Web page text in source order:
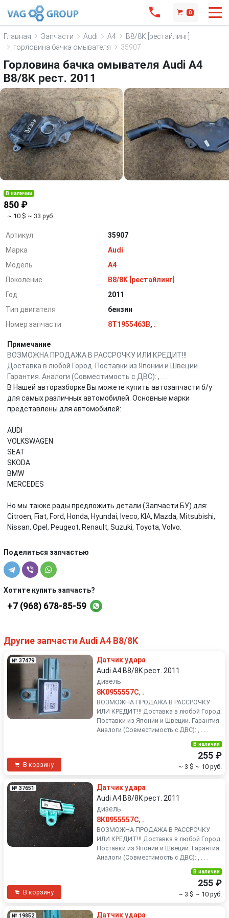
0
Главная Запчасти Audi A4
B8/8K [рестайлинг]
горловина бачка омывателя
35907
Горловина бачка омывателя Audi A4
B8/8K рест. 2011
В наличии
850 ₽
~ 10 $ ~ 33 руб.
Артикул
35907
Марка
Audi
Модель
A4
Поколение
B8/8K [рестайлинг]
Год
2011
Тип двигателя
бензин
Номер запчасти
8T1955463B, .
Примечание
ВОЗМОЖНА ПРОДАЖА В РАССРОЧКУ ИЛИ КРЕДИТ!!!
Доставка в любой Город. Поставки из Японии и Швеции.
Гарантия. Аналоги (Совместимость с ДВС): , . . .
В Нашей авторазборке Вы можете купить автозапчасти б/у
для самых различных автомобилей. Основные марки
представлены для автомобилей:
AUDI
VOLKSWAGEN
SEAT
SKODA
BMW
MERCEDES
Но мы также рады предложить детали (Запчасти БУ) для:
Citroen, Fiat, Ford, Honda, Hyundai, Iveco, KIA, Mazda, Mitsubishi,
Nissan, Opel, Peugeot, Renault, Suzuki, Toyota, Volvo.
Поделиться запчастью
Хотите купить запчасть?
+7 (968) 678-85-59
Другие запчасти Audi A4 B8/8K
№ 37479
Датчик удара
Audi A4 B8/8K рест. 2011
дизель
8K0955557C, .
ВОЗМОЖНА ПРОДАЖА В РАССРОЧКУ
ИЛИ КРЕДИТ!!! Доставка в любой Город.
Поставки из Японии и Швеции. Гарантия.
Аналоги (Совместимость с ДВС): , . . .
В корзину
В наличии
255 ₽
~ 3 $ ~ 10 руб.
№ 37651
Датчик удара
Audi A4 B8/8K рест. 2011
дизель
8K0955557C, .
ВОЗМОЖНА ПРОДАЖА В РАССРОЧКУ
ИЛИ КРЕДИТ!!! Доставка в любой Город.
Поставки из Японии и Швеции. Гарантия.
Аналоги (Совместимость с ДВС): , . . .
В корзину
В наличии
255 ₽
~ 3 $ ~ 10 руб.
№ 19852 Датчик удара